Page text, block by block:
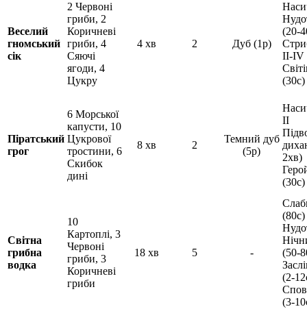
Веселий
гномський
сік
2 Червоні
гриби, 2
Коричневі
гриби, 4
Сяючі
ягоди, 4
Цукру
4 хв 2 Дуб (1р)
(20-
II-IV
(30с)
Піратський
грог
6 Морської
капусти, 10
Цукрової
тростини, 6
Скибок
дині
8 хв 2
Темний дуб
(5р)
II
2хв)
(30с)
Світна
грибна
водка
10
Картоплі, 3
Червоні
гриби, 3
Коричневі
гриби
18 хв 5 -
(80с)
(50-
(2-
(3-